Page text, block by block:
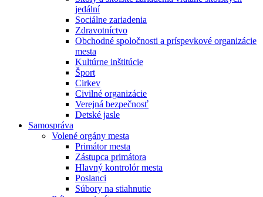
jedální
Sociálne zariadenia
Zdravotníctvo
Obchodné spoločnosti a príspevkové organizácie
mesta
Kultúrne inštitúcie
Šport
Cirkev
Civilné organizácie
Verejná bezpečnosť
Detské jasle
Samospráva
Volené orgány mesta
Primátor mesta
Zástupca primátora
Hlavný kontrolór mesta
Poslanci
Súbory na stiahnutie